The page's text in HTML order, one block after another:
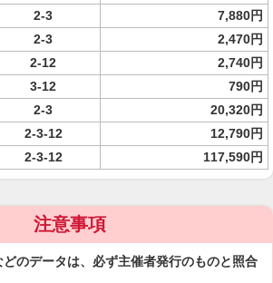
2-3 7,880円
2-3
2,470円
2-12
2,740円
3-12
790円
2-3
20,320円
2-3-12
12,790円
2-3-12 117,590円
注意事項
のデータは、必ず主催者発行のものと照合